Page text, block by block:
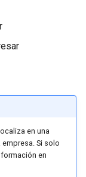
en una
Si solo
en